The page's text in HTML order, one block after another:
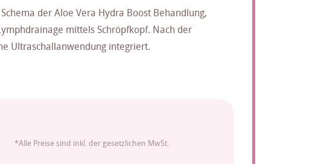
der Aloe Vera Hydra Boost Behandlung,
mittels Schröpfkopf. Nach der
Ultraschallanwendung integriert.
*Alle Preise sind inkl. der gesetzlichen MwSt.